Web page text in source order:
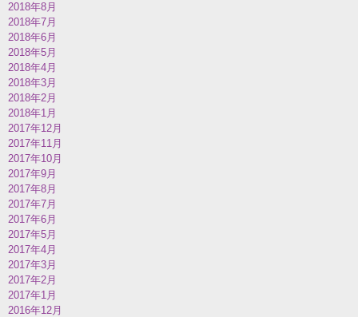
2018年8月
2018年7月
2018年6月
2018年5月
2018年4月
2018年3月
2018年2月
2018年1月
2017年12月
2017年11月
2017年10月
2017年9月
2017年8月
2017年7月
2017年6月
2017年5月
2017年4月
2017年3月
2017年2月
2017年1月
2016年12月